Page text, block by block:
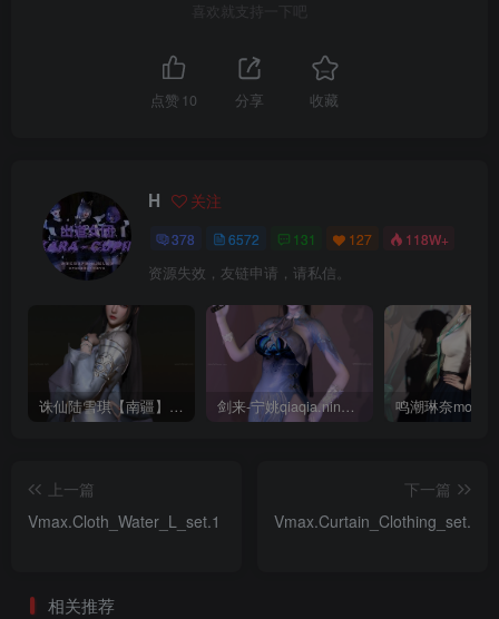
喜欢就支持一下吧
点赞 10 分享 收藏
H 关注
378 6572 131 127 118W+
资源失效，友链申请，请私信。
诛仙陆雪琪【南疆】CoveRig 剑来-宁姚qiaqia.ningyao-re.1
上一篇
Vmax.Cloth_Water_L_set.1
下一篇
Vmax.Curtain_Clothing_set.1
相关推荐